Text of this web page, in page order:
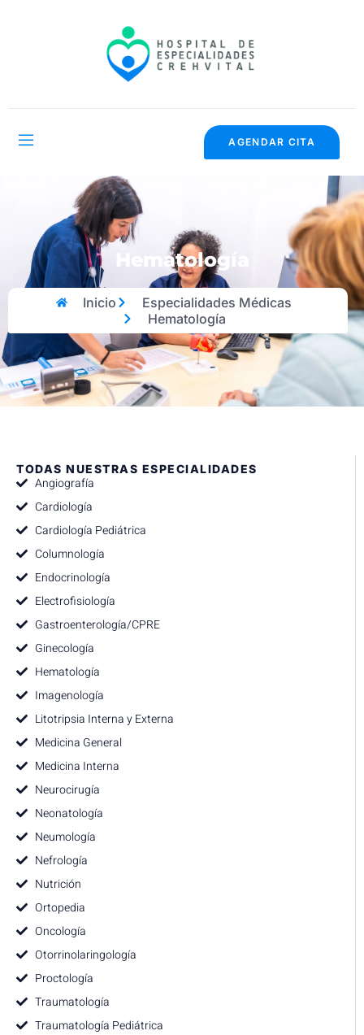
AGENDAR CITA
Hematología
Inicio
Especialidades Médicas
Hematología
TODAS NUESTRAS ESPECIALIDADES
Angiografía
Cardiología
Cardiología Pediátrica
Columnología
Endocrinología
Electrofisiología
Gastroenterología/CPRE
Ginecología
Hematología
Imagenología
Litotripsia Interna y Externa
Medicina General
Medicina Interna
Neurocirugía
Neonatología
Neumología
Nefrología
Nutrición
Ortopedia
Oncología
Otorrinolaringología
Proctología
Traumatología
Traumatología Pediátrica